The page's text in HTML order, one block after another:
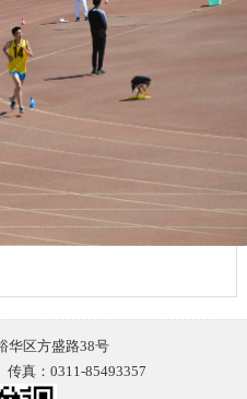
华区方盛路38号
真：0311-85493357